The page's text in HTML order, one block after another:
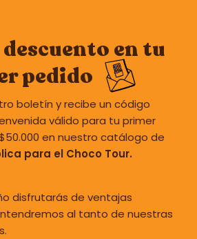
descuento en tu
pedido
boletín y recibe un código
válido para tu primer
en nuestro catálogo de
para el Choco Tour.
disfrutarás de ventajas
al tanto de nuestras